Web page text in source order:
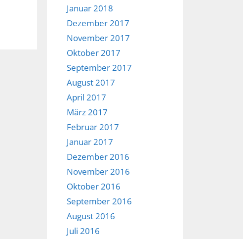
Januar 2018
Dezember 2017
November 2017
Oktober 2017
September 2017
August 2017
April 2017
März 2017
Februar 2017
Januar 2017
Dezember 2016
November 2016
Oktober 2016
September 2016
August 2016
Juli 2016